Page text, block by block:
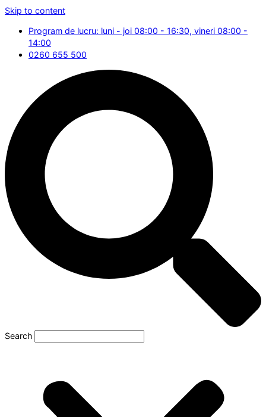
Skip to content
Program de lucru: luni - joi 08:00 - 16:30, vineri 08:00 -
14:00
0260 655 500
Search